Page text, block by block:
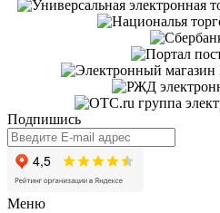
Подпишись
Меню